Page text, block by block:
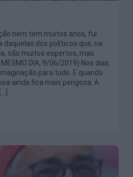
nem tem muitos anos, fui
daquelas dos políticos que, na
são muitos espertos, mas
DIA, 9/06/2019) Nos dias
para tudo. E quando
ainda fica mais perigosa. A